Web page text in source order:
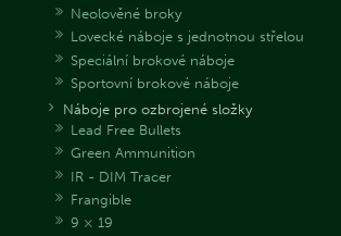
Neolověné broky
Lovecké náboje s jednotnou střelou
Speciální brokové náboje
Sportovní brokové náboje
Náboje pro ozbrojené složky
Lead Free Bullets
Green Ammunition
IR - DIM Tracer
Frangible
9 × 19